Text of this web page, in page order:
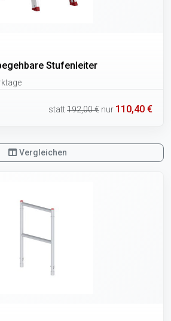
Stufenleiter
statt192,00 € nur 110,40 €
Vergleichen